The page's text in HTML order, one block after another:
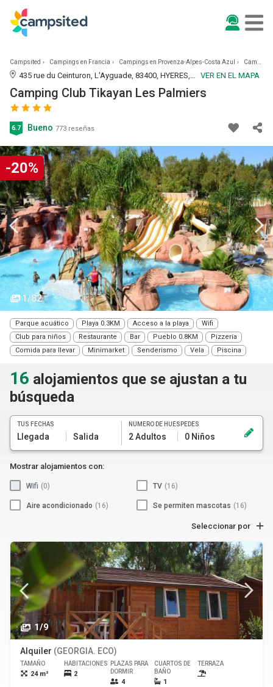
Campsited Campings en Francia Campings en Provenza-Alpes-Costa Azul Camping Club Tikayan Les Palmiers
435 rue du Ceinturon, L'Ayguade, 83400, HYERES, Francia | 3.6KM DE HYERES VER EN EL MAPA
Camping Club Tikayan Les Palmiers
6.7 Bueno 773 reseñas
-20%
1/82
Parque acuático Playa 0.3KM Acceso a la playa
Wifi
Club para niños
Restaurante Bar Pueblo 0.8KM
Pizzería
Comida para llevar
Minimarket Senderismo Vela Piscina
TUS FECHAS
Llegada Salida
NÚMERO DE HUÉSPEDES
2 Adultos 0 Niños
16 alojamientos que se ajustan a tu
búsqueda
Mostrar alojamientos con:
Wifi (0) TV (16)
Aire acondicionado (16) Se permiten mascotas (16)
Seleccionar por
1/9
Alquiler (GEORGIA. ECO)
TAMAÑO
24 m²
HABITACIONES
2
PLAZAS PARA
DORMIR
4
CUARTOS DE
BAÑO
1
TERRAZA